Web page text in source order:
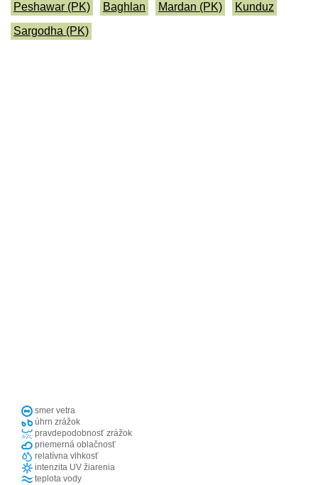
Peshawar (PK)
Baghlan Mardan (PK)
Kunduz
Sargodha (PK)
smer vetra
úhrn zrážok
pravdepodobnosť zrážok
priemerná oblačnosť
relatívna vlhkosť
intenzita UV žiarenia
teplota vody